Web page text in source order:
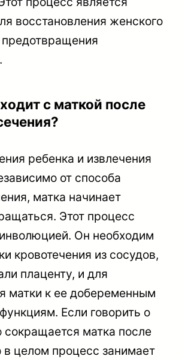
восстановления женского
предотвращения
с маткой после
ребенка и извлечения
от способа
матка начинает
Этот процесс
Он необходим
кровотечения из сосудов,
плаценту, и для
матки к ее добеременным
Если говорить о
сокращается матка после
в целом процесс занимает